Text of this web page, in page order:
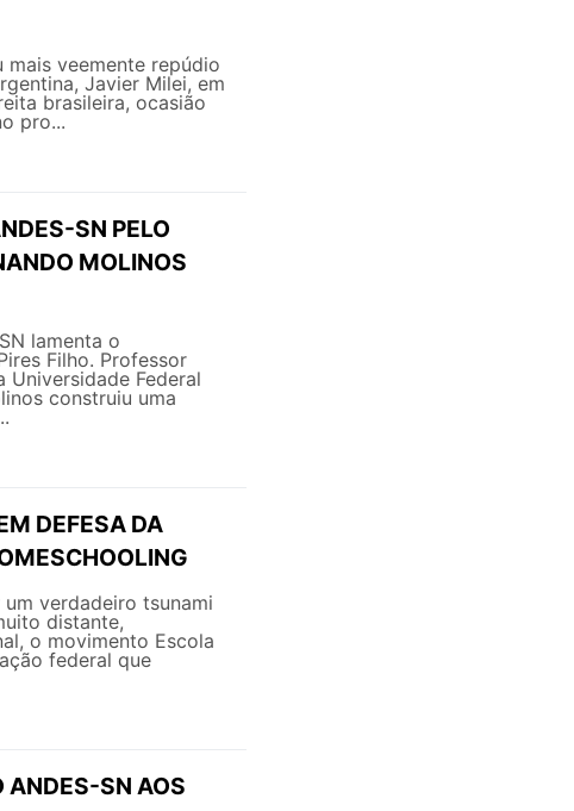
mais veemente repúdio
Javier Milei, em
brasileira, ocasião
pro...
SN PELO
MOLINOS
lamenta o
Filho. Professor
Federal
construiu uma
DEFESA DA
verdadeiro tsunami
distante,
o movimento Escola
federal que
ANDES-SN AOS